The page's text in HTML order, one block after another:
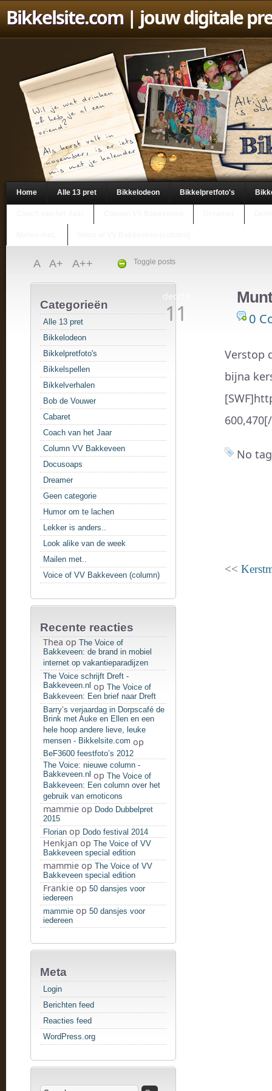
Bikkelsite.com| jouw digitale
Home Alle 13 pret Bikkelodeon Bikkelpretfoto's
Toggle posts
A A+ A++
Categorieën
Alle 13 pret
Bikkelodeon
Bikkelpretfoto's
Bikkelspellen
Bikkelverhalen
Bob de Vouwer
Cabaret
Coach van het Jaar
Column VV Bakkeveen
Docusoaps
Dreamer
Geen categorie
Humor om te lachen
Lekker is anders..
Look alike van de week
Mailen met..
Voice of VV Bakkeveen (column)
Recente reacties
Thea op The Voice of
Bakkeveen: de brand in mobiel
internet op vakantieparadijzen
The Voice schrijft Dreft -
Bakkeveen.nl op The Voice of
Bakkeveen: Een brief naar Dreft
Barry’s verjaardag in Dorpscafé de
Brink met Auke en Ellen en een
hele hoop andere lieve, leuke
mensen - Bikkelsite.com op
BeF3600 feestfoto’s 2012
The Voice: nieuwe column -
Bakkeveen.nl op The Voice of
Bakkeveen: Een column over het
gebruik van emoticons
mammie op Dodo Dubbelpret
2015
Florian op Dodo festival 2014
Henkjan op The Voice of VV
Bakkeveen special edition
mammie op The Voice of VV
Bakkeveen special edition
Frankie op 50 dansjes voor
iedereen
mammie op 50 dansjes voor
iedereen
Meta
Login
Berichten feed
Reacties feed
WordPress.org
dec/10
11 0
Verstop
bijna
No
<<